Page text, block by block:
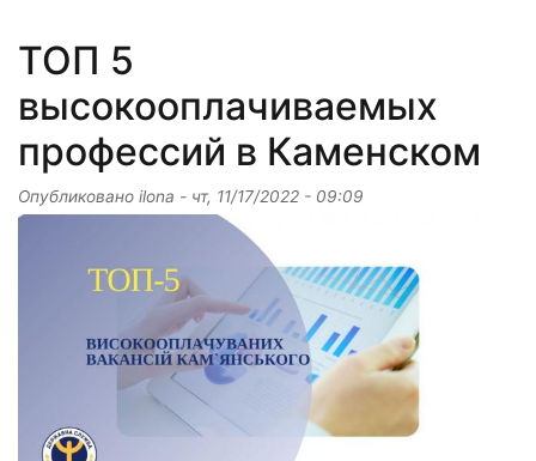
ТОП 5
высокооплачиваемых
профессий в Каменском
Опубликовано ilona - чт, 11/17/2022 - 09:09